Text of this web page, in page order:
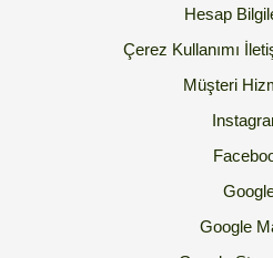
Hesap
Çerez Kullanımı
Müşteri
Google